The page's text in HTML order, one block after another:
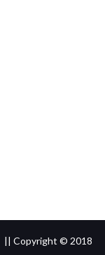
|| Copyright © 2018